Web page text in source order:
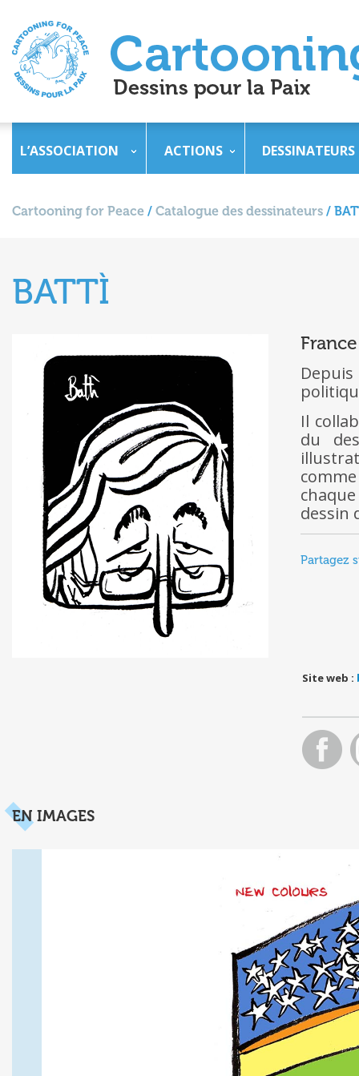
L’ASSOCIATION ACTIONS DESSINATEURS
Cartooning for Peace / Catalogue des dessinateurs /
BATTÌ
France
Il
du
dessin
Partagez
Site web :
EN IMAGES